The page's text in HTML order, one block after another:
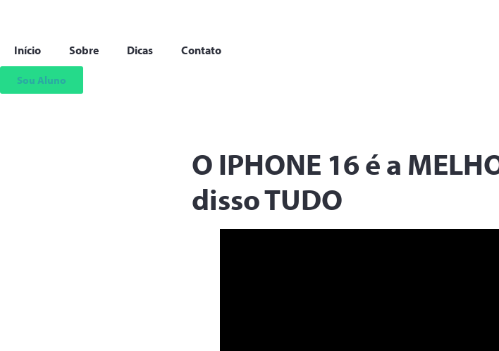
Início Sobre Dicas Contato
Sou Aluno
O IPHONE 16 é a
disso TUDO